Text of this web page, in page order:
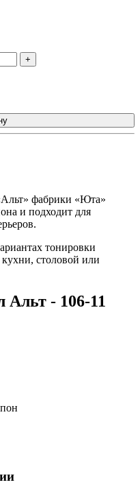
+
фабрики «Юта»
и подходит для
тонировки
столовой или
Альт - 106-11